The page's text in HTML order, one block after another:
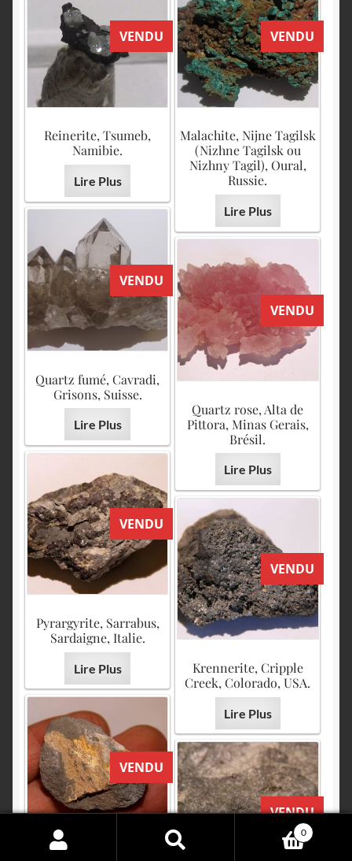
VENDU
Reinerite, Tsumeb,
Namibie.
Lire Plus
VENDU
Malachite, Nijne Tagilsk
(Nizhne Tagilsk ou
Nizhny Tagil), Oural,
Russie.
Lire Plus
VENDU
Quartz fumé, Cavradi,
Grisons, Suisse.
Lire Plus
VENDU
Quartz rose, Alta de
Pittora, Minas Gerais,
Brésil.
Lire Plus
VENDU
Pyrargyrite, Sarrabus,
Sardaigne, Italie.
Lire Plus
VENDU
Krennerite, Cripple
Creek, Colorado, USA.
Lire Plus
VENDU
VENDU
Search
0